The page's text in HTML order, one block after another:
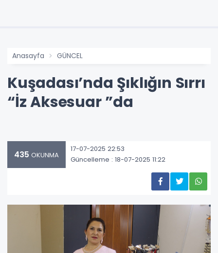
Anasayfa GÜNCEL
Kuşadası’nda Şıklığın Sırrı
“İz Aksesuar ”da
435 OKUNMA
17-07-2025 22:53
Güncelleme : 18-07-2025 11:22